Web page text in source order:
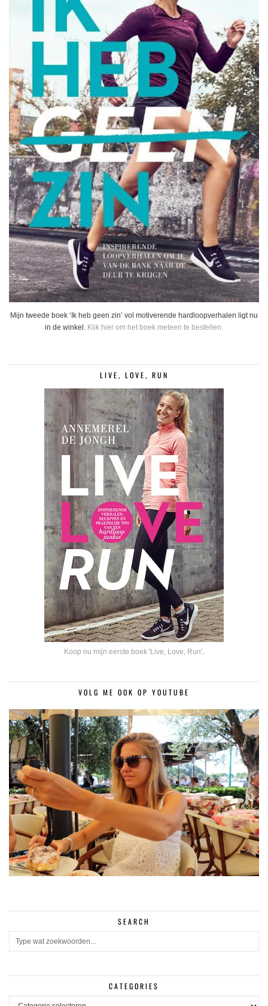
Mijn tweede boek ‘Ik heb geen zin’ vol motiverende hardloopverhalen ligt nu
in de winkel. Klik hier om het boek meteen te bestellen.
LIVE, LOVE, RUN
Koop nu mijn eerste boek 'Live, Love, Run'.
VOLG ME OOK OP YOUTUBE
SEARCH
CATEGORIES
CATEGORIES